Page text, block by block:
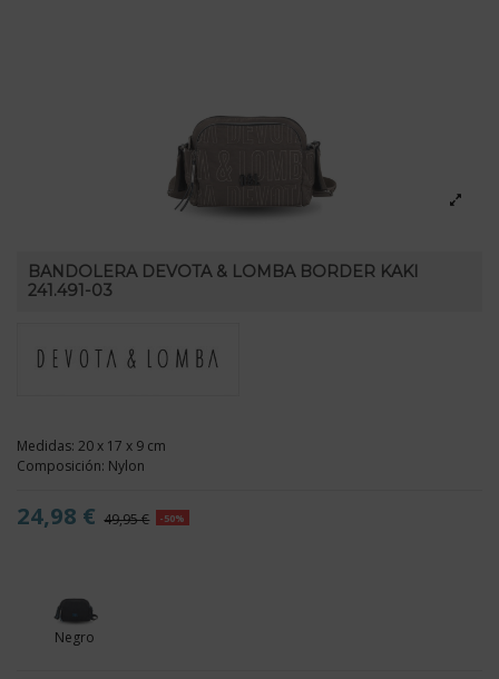
BANDOLERA DEVOTA & LOMBA BORDER KAKI
241.491-03
Medidas: 20 x 17 x 9 cm
Composición: Nylon
24,98 € 49,95 € -50%
Negro